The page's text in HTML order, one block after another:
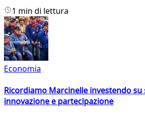
1 min di lettura
Economia
Ricordiamo Marcinelle investendo su
innovazione e partecipazione